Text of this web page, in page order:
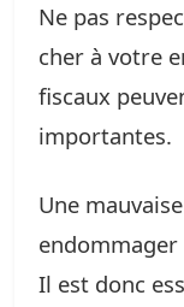
Ne pas
cher à votre
fiscaux
importantes.
Une
Il est donc